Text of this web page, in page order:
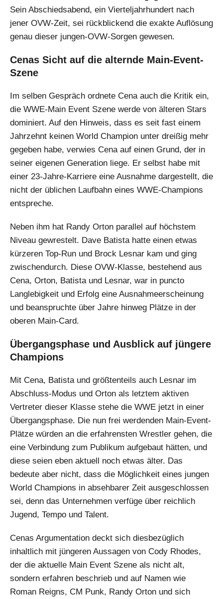
Sein Abschiedsabend, ein Vierteljahrhundert nach
jener OVW-Zeit, sei rückblickend die exakte Auflösung
genau dieser jungen-OVW-Sorgen gewesen.
Cenas Sicht auf die alternde Main-Event-
Szene
Im selben Gespräch ordnete Cena auch die Kritik ein,
die WWE-Main Event Szene werde von älteren Stars
dominiert. Auf den Hinweis, dass es seit fast einem
Jahrzehnt keinen World Champion unter dreißig mehr
gegeben habe, verwies Cena auf einen Grund, der in
seiner eigenen Generation liege. Er selbst habe mit
einer 23-Jahre-Karriere eine Ausnahme dargestellt, die
nicht der üblichen Laufbahn eines WWE-Champions
entspreche.
Neben ihm hat Randy Orton parallel auf höchstem
Niveau gewrestelt. Dave Batista hatte einen etwas
kürzeren Top-Run und Brock Lesnar kam und ging
zwischendurch. Diese OVW-Klasse, bestehend aus
Cena, Orton, Batista und Lesnar, war in puncto
Langlebigkeit und Erfolg eine Ausnahmeerscheinung
und beanspruchte über Jahre hinweg Plätze in der
oberen Main-Card.
Übergangsphase und Ausblick auf jüngere
Champions
Mit Cena, Batista und größtenteils auch Lesnar im
Abschluss-Modus und Orton als letztem aktiven
Vertreter dieser Klasse stehe die WWE jetzt in einer
Übergangsphase. Die nun frei werdenden Main-Event-
Plätze würden an die erfahrensten Wrestler gehen, die
eine Verbindung zum Publikum aufgebaut hätten, und
diese seien eben aktuell noch etwas älter. Das
bedeute aber nicht, dass die Möglichkeit eines jungen
World Champions in absehbarer Zeit ausgeschlossen
sei, denn das Unternehmen verfüge über reichlich
Jugend, Tempo und Talent.
Cenas Argumentation deckt sich diesbezüglich
inhaltlich mit jüngeren Aussagen von Cody Rhodes,
der die aktuelle Main Event Szene als nicht alt,
sondern erfahren beschrieb und auf Namen wie
Roman Reigns, CM Punk, Randy Orton und sich